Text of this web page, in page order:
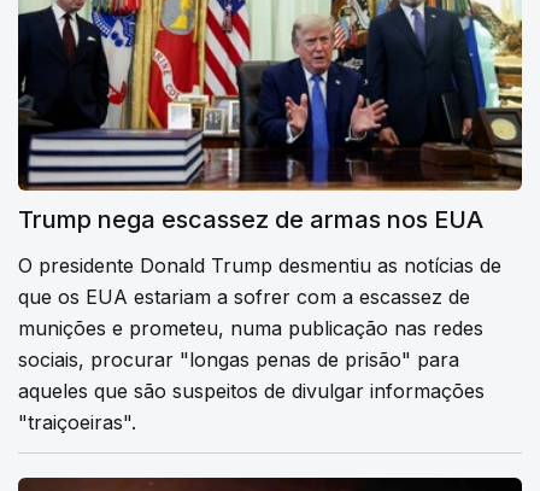
Trump nega escassez de armas nos EUA
O presidente Donald Trump desmentiu as notícias de
que os EUA estariam a sofrer com a escassez de
munições e prometeu, numa publicação nas redes
sociais, procurar "longas penas de prisão" para
aqueles que são suspeitos de divulgar informações
"traiçoeiras".